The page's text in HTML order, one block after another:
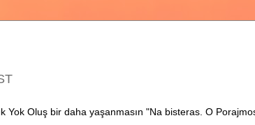
Yok Oluş bir daha yaşanmasın "Na bisteras. O